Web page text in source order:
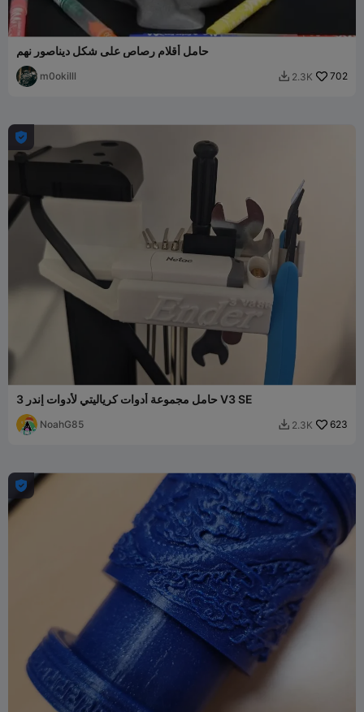
حامل أقلام رصاص على شكل ديناصور نهم
m0okilll  2.3K 702

حامل مجموعة أدوات كرياليتي لأدوات إندر 3 V3 SE
NoahG85  2.3K 623
